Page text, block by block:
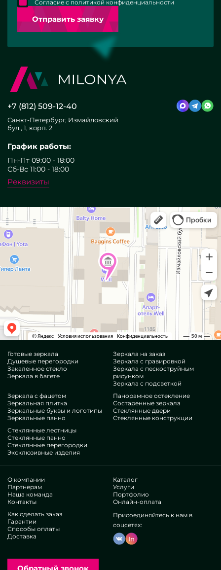
Отправить заявку
Согласие с политикой конфиденциальности
+7 (812) 509-12-40
Санкт-Петербург, Измайловский
бул., 1, корп. 2
График работы:
Пн-Пт 09:00 - 18:00
Сб-Вс 11:00 - 18:00
Реквизиты
Готовые зеркала
Душевые перегородки
Закаленное стекло
Зеркала в багете
Зеркала на заказ
Зеркала с гравировкой
Зеркала с пескоструйным
рисунком
Зеркала с подсветкой
Зеркала с фацетом
Зеркальная плитка
Зеркальные буквы и логотипы
Зеркальные панно
Панорамное остекление
Состаренные зеркала
Стеклянные двери
Стеклянные конструкции
Стеклянные лестницы
Стеклянные панно
Стеклянные перегородки
Эксклюзивные изделия
О компании
Партнерам
Наша команда
Контакты
Каталог
Услуги
Портфолио
Онлайн-оплата
Как сделать заказ
Гарантии
Способы оплаты
Доставка
Присоединяйтесь к нам в
соцсетях:
In